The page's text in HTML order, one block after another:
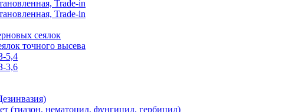
Trade-in
Trade-in
сеялок
точного высева
5,4
3,6
(тиазон, нематоцид, фунгицид, гербицид)